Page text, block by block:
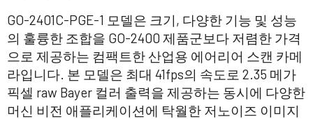
GO-2401C-PGE-1 모델은 크기, 다양한 기능 및 성능
의 훌륭한 조합을 GO-2400 제품군보다 저렴한 가격
으로 제공하는 컴팩트한 산업용 에어리어 스캔 카메
라입니다. 본 모델은 최대 41fps의 속도로 2.35 메가
픽셀 raw Bayer 컬러 출력을 제공하는 동시에 다양한
머신 비전 애플리케이션에 탁월한 저노이즈 이미지